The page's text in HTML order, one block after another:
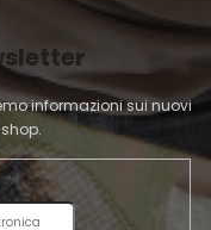
informazioni sui nuovi